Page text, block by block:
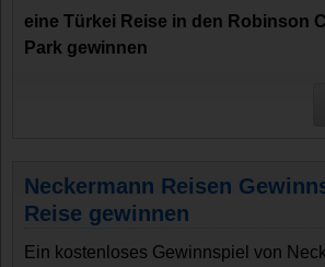
eine Türkei Reise in den Robinson
Park gewinnen
Neckermann Reisen
Reise gewinnen
Ein kostenloses Gewinnspiel von